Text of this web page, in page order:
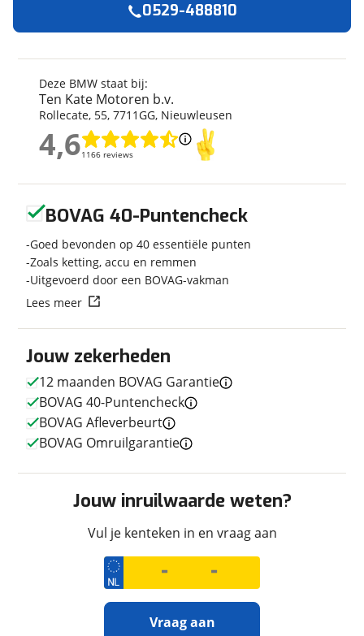
Merk
BMW
Model
F 750 GS
Kenteken
Kilometerstand
Bouwjaar
2023
Categorie
AllRoad
Soort voertuig
Motor
Nieuw of occasion
Occasion
Techniek
Aantal cilinders
Vermogen
77pk (57kW)
Massa ledig voertuig 224 kg
Blauw/wit/rood
Deze BMW staat bij:
Ten Kate Motoren b.v.
Rollecate, 55, 7711GG, Nieuwleusen
4,61166 reviews
4,61166 reviews
0529-488810
Jouw zekerheden
12 maanden BOVAG Garantie
BOVAG 40-Puntencheck
BOVAG Afleverbeurt
BOVAG Omruilgarantie
Jouw inruilwaarde weten?
Vul je kenteken in en vraag aan
Vraag aan
BOVAG 40-Puntencheck
Goed bevonden op 40 essentiële punten
Zoals ketting, accu en remmen
Uitgevoerd door een BOVAG-vakman
Lees meer